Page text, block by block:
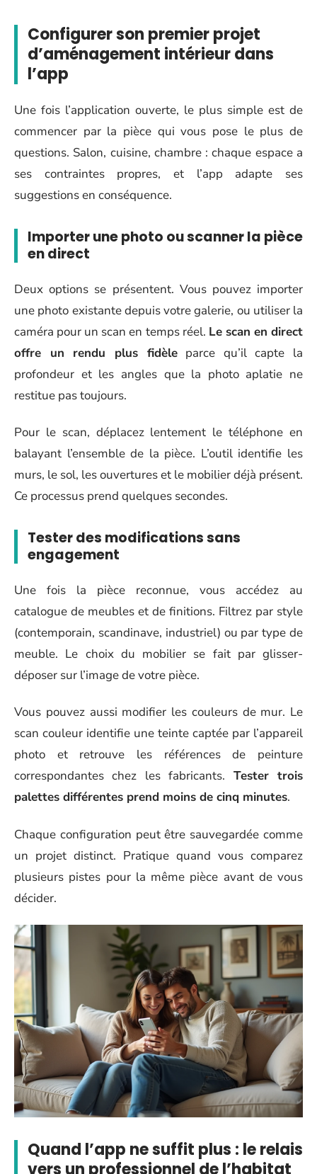
Configurer son premier projet
d’aménagement intérieur dans
l’app
Une fois l’application ouverte, le plus simple est de
commencer par la pièce qui vous pose le plus de
questions. Salon, cuisine, chambre : chaque espace a
ses contraintes propres, et l’app adapte ses
suggestions en conséquence.
Importer une photo ou scanner la pièce
en direct
Deux options se présentent. Vous pouvez importer
une photo existante depuis votre galerie, ou utiliser la
caméra pour un scan en temps réel. Le scan en direct
offre un rendu plus fidèleparce qu’il capte la
profondeur et les angles que la photo aplatie ne
restitue pas toujours.
Pour le scan, déplacez lentement le téléphone en
balayant l’ensemble de la pièce. L’outil identifie les
murs, le sol, les ouvertures et le mobilier déjà présent.
Ce processus prend quelques secondes.
Tester des modifications sans
engagement
Une fois la pièce reconnue, vous accédez au
catalogue de meubles et de finitions. Filtrez par style
(contemporain, scandinave, industriel) ou par type de
meuble. Le choix du mobilier se fait par glisser-
déposer sur l’image de votre pièce.
Vous pouvez aussi modifier les couleurs de mur. Le
scan couleur identifie une teinte captée par l’appareil
photo et retrouve les références de peinture
correspondantes chez les fabricants. Tester trois
palettes différentes prend moins de cinq minutes.
Chaque configuration peut être sauvegardée comme
un projet distinct. Pratique quand vous comparez
plusieurs pistes pour la même pièce avant de vous
décider.
Quand l’app ne suffit plus : le relais
vers un professionnel de l’habitat